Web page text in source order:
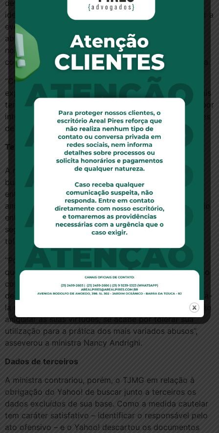
deve o fornecedor obter e manter dados mínimos de
identificação de seus usuários, com vistas a assegurar a
eventuais prejudicados pela utilização indevida ou
abusiva do serviço – consumidores por equiparação
nos termos do artigo 17 do CDC – informações
concretas sobre a autoria do ilícito”, afirmou a ministra.
“Cuida-se de cautela básica, decorrente da legítima
expectativa do consumidor – mesmo aquele que jamais
tenha feito uso do serviço – de que, sendo ofendido por
intermédio de um site, o seu provedor tenha condições
de individualizar o usuário responsável”, completou.
Terra de ninguém
A relatora destacou ainda que não se trata de buscar
burocratização excessiva da internet. Porém, em seu
entender, é necessário encontrar um limite para o
anonimato de seus usuários, promovendo um equilíbrio
entre o mundo virtual e o material, proporcionando
segurança às relações estabelecidas pela rede sem
tolher sua informalidade peculiar.
“Por mais que se queira garantir a liberdade daqueles
que navegam na rede, reconhecendo-se essa condição
como indispensável à própria existência e
desenvolvimento da internet, não podemos transformá-
la numa ‘terra de ninguém’, onde, sob o pretexto de não
aniquilar as suas virtudes, se acabe por tolerar sua
utilização para a prática dos mais variados abusos”,
asseverou a ministra Nancy Andrighi.
Dados de terceiros
A ministra contrariou, porém, o TJMG em relação à
obrigação do Yahoo! de buscar junto a terceiros os
dados excluídos de sua base. Como a medida cautelar
tem caráter satisfativo – identificar o responsável pelo
ato ofensivo – e o Yahoo! descartou os documentos